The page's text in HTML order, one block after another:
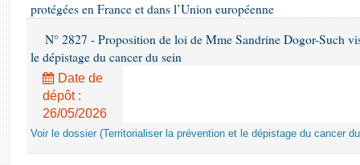
protégées en France et dans l’Union européenne
N° 2827 - Proposition de loi de Mme Sandrine Dogor-Such
le dépistage du cancer du sein
Date de
dépôt :
26/05/2026
Voir le dossier (Territorialiser la prévention et le dépistage du cancer